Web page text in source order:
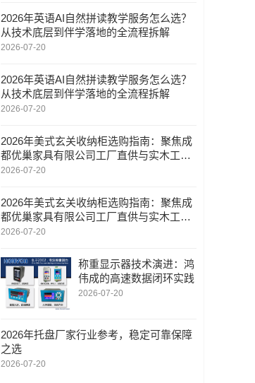
2026年英语AI自然拼读教学服务怎么选？
从技术底层到伴学落地的全流程拆解
2026-07-20
2026年英语AI自然拼读教学服务怎么选？
从技术底层到伴学落地的全流程拆解
2026-07-20
2026年美式玄关收纳柜选购指南：聚焦成
都优巢家具有限公司工厂直供与实木工艺
解析
2026-07-20
2026年美式玄关收纳柜选购指南：聚焦成
都优巢家具有限公司工厂直供与实木工艺
解析
2026-07-20
称重显示器技术演进：鸿
伟成的高速数据闭环实践
2026-07-20
2026年托盘厂家行业参考，稳定可靠保障
之选
2026-07-20